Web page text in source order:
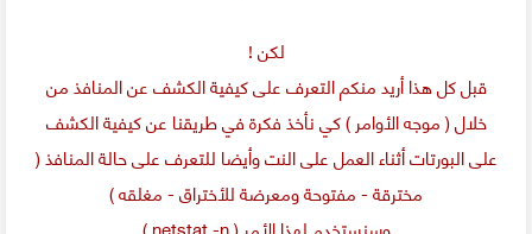
لكن !
قبل كل هذا أريد منكم التعرف على كيفية الكشف عن المنافذ من
خلال ( موجه الأوامر ) كي نأخذ فكرة في طريقنا عن كيفية الكشف
على البورتات أثناء العمل على النت وأيضا للتعرف على حالة المنافذ (
مخترقة - مفتوحة ومعرضة للأختراق - مغلقه )